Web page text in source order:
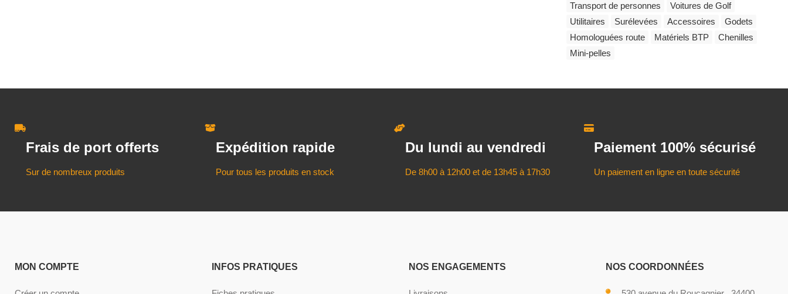
Transport de personnes
Voitures de Golf
Utilitaires
Surélevées Accessoires
Godets
Homologuées route
Matériels BTP
Chenilles
Mini-pelles
Frais de port offerts
Sur de nombreux produits
Expédition rapide
Pour tous les produits en stock
Du lundi au vendredi
De 8h00 à 12h00 et de 13h45 à 17h30
Paiement 100% sécurisé
Un paiement en ligne en toute sécurité
MON COMPTE INFOS PRATIQUES NOS ENGAGEMENTS NOS COORDONNÉES